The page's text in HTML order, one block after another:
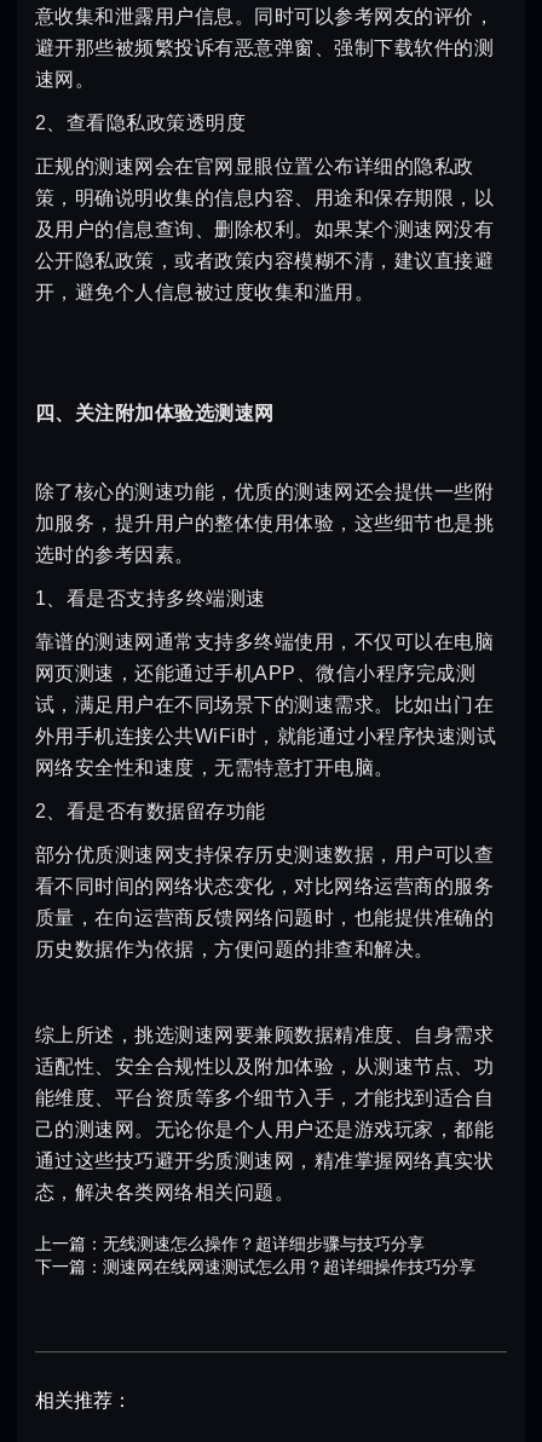
意收集和泄露用户信息。同时可以参考网友的评价，
避开那些被频繁投诉有恶意弹窗、强制下载软件的测
速网。
2、查看隐私政策透明度
正规的测速网会在官网显眼位置公布详细的隐私政
策，明确说明收集的信息内容、用途和保存期限，以
及用户的信息查询、删除权利。如果某个测速网没有
公开隐私政策，或者政策内容模糊不清，建议直接避
开，避免个人信息被过度收集和滥用。
四、关注附加体验选测速网
除了核心的测速功能，优质的测速网还会提供一些附
加服务，提升用户的整体使用体验，这些细节也是挑
选时的参考因素。
1、看是否支持多终端测速
靠谱的测速网通常支持多终端使用，不仅可以在电脑
网页测速，还能通过手机APP、微信小程序完成测
试，满足用户在不同场景下的测速需求。比如出门在
外用手机连接公共WiFi时，就能通过小程序快速测试
网络安全性和速度，无需特意打开电脑。
2、看是否有数据留存功能
部分优质测速网支持保存历史测速数据，用户可以查
看不同时间的网络状态变化，对比网络运营商的服务
质量，在向运营商反馈网络问题时，也能提供准确的
历史数据作为依据，方便问题的排查和解决。
综上所述，挑选测速网要兼顾数据精准度、自身需求
适配性、安全合规性以及附加体验，从测速节点、功
能维度、平台资质等多个细节入手，才能找到适合自
己的测速网。无论你是个人用户还是游戏玩家，都能
通过这些技巧避开劣质测速网，精准掌握网络真实状
态，解决各类网络相关问题。
上一篇： 无线测速怎么操作？超详细步骤与技巧分享
下一篇： 测速网在线网速测试怎么用？超详细操作技巧分享
相关推荐：